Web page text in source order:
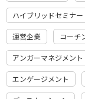
ハイブリッドセミナー
運営企業 コーチ
アンガーマネジメント
エンゲージメント